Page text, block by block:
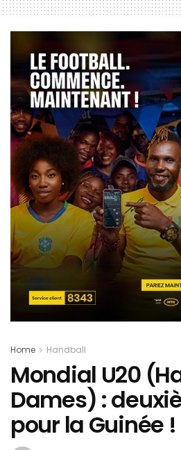
Home Handball
Mondial U20
Dames) :
pour la Guinée !